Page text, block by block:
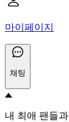
마이페이지
채팅
내 최애 팬들